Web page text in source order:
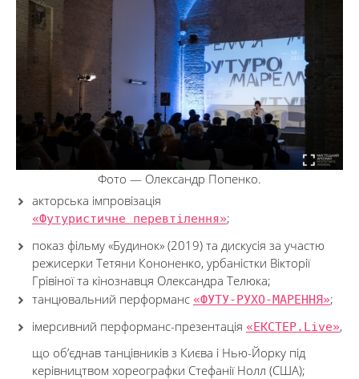
Фото — Олександр Попенко.
акторська імпровізація
«Футуристичне перевтілення»;
показ фільму «Будинок» (2019) та дискусія за участю
режисерки Тетяни Кононенко, урбаністки Вікторії
Грівіної та кінознавця Олександра Телюка;
танцювальний перформанс «ФУТУ-РУХО-МАРЕННЯ»;
імерсивний перформанс-презентація «ЕКСТЕР.Live»,
що об’єднав танцівників з Києва і Нью-Йорку під
керівництвом хореографки Стефанії Нолл (США);